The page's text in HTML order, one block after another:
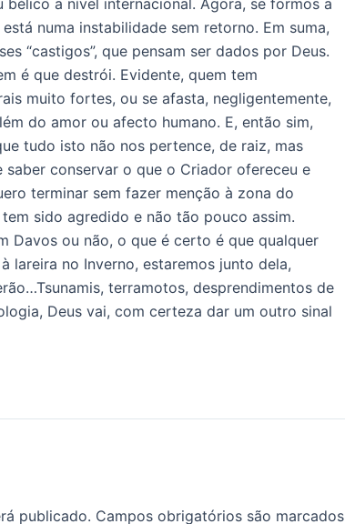
numa instabilidade sem retorno. Em suma,
“castigos”, que pensam ser dados por Deus.
é que destrói. Evidente, quem tem
muito fortes, ou se afasta, negligentemente,
do amor ou afecto humano. E, então sim,
tudo isto não nos pertence, de raiz, mas
conservar o que o Criador ofereceu e
terminar sem fazer menção à zona do
sido agredido e não tão pouco assim.
Davos ou não, o que é certo é que qualquer
lareira no Inverno, estaremos junto dela,
terramotos, desprendimentos de
Deus vai, com certeza dar um outro sinal
publicado. Campos obrigatórios são marcados